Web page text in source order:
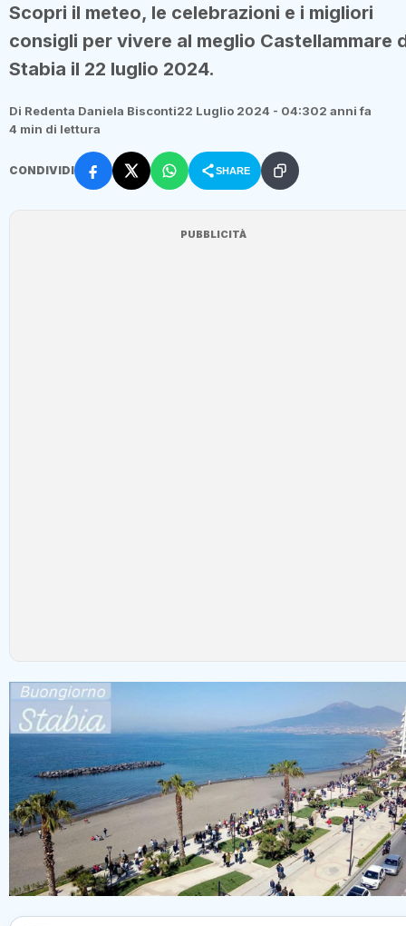
Scopri il meteo, le celebrazioni e i migliori
consigli per vivere al meglio Castellammare
Stabia il 22 luglio 2024.
Di Redenta Daniela Bisconti22 Luglio 2024 - 04:302 anni fa
4 min di lettura
CONDIVIDI SHARE
PUBBLICITÀ